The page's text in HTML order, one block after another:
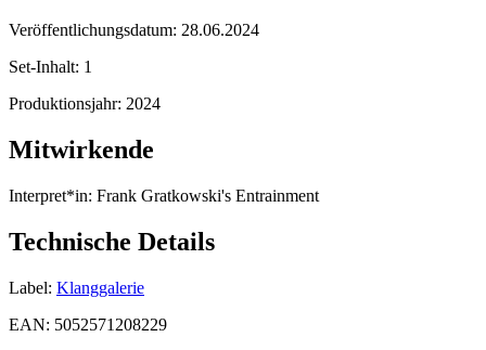
Veröffentlichungsdatum: 28.06.2024
Set-Inhalt: 1
Produktionsjahr: 2024
Mitwirkende
Interpret*in: Frank Gratkowski's Entrainment
Technische Details
Label: Klanggalerie
EAN: 5052571208229